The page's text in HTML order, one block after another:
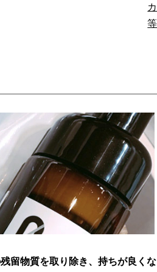
等
留物質を取り除き、持ちが良く